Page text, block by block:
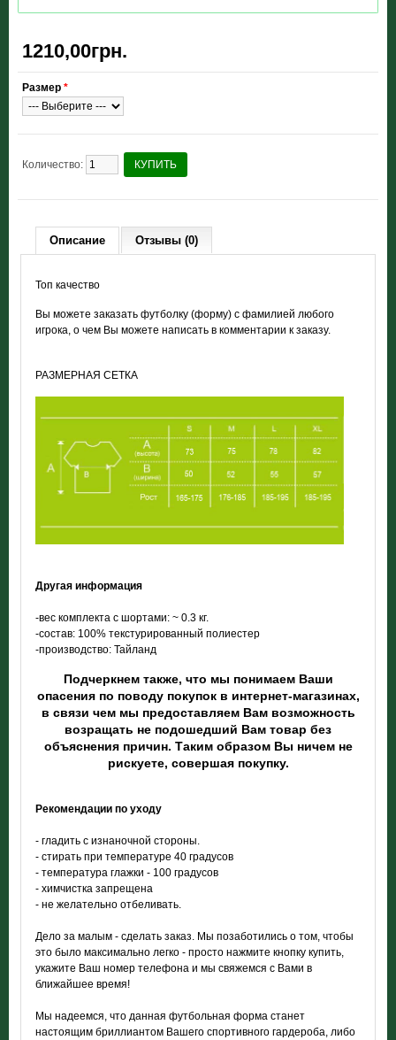
1210,00грн.
Размер *
Количество: КУПИТЬ
Описание Отзывы (0)
Топ качество
Вы можете заказать футболку (форму) с фамилией любого
игрока, о чем Вы можете написать в комментарии к заказу.
РАЗМЕРНАЯ СЕТКА
Другая информация
-вес комплекта с шортами: ~ 0.3 кг.
-состав: 100% текстурированный полиестер
-производство: Тайланд
Подчеркнем также, что мы понимаем Ваши
опасения по поводу покупок в интернет-магазинах,
в связи чем мы предоставляем Вам возможность
возращать не подошедший Вам товар без
объяснения причин. Таким образом Вы ничем не
рискуете, совершая покупку.
Рекомендации по уходу
- гладить с изнаночной стороны.
- стирать при температуре 40 градусов
- температура глажки - 100 градусов
- химчистка запрещена
- не желательно отбеливать.
Дело за малым - сделать заказ. Мы позаботились о том, чтобы
это было максимально легко - просто нажмите кнопку купить,
укажите Ваш номер телефона и мы свяжемся с Вами в
ближайшее время!
Мы надеемся, что данная футбольная форма станет
настоящим бриллиантом Вашего спортивного гардероба, либо